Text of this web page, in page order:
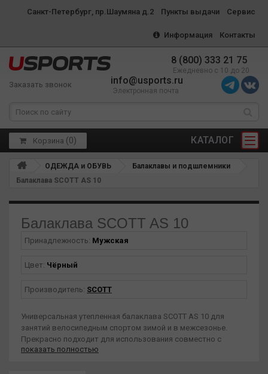
Санкт-Петербург, пр.Шаумяна д.2 Пункты выдачи Сервис
Информация Контакты
8 (800) 333 21 75
Ежедневно с 10 до 20
Заказать звонок info@usports.ru
Электронная почта
КАТАЛОГ
Корзина (0)
ОДЕЖДА и ОБУВЬ
Балаклавы и подшлемники
Балаклава SCOTT AS 10
Балаклава SCOTT AS 10
Принадлежность: Мужская
Цвет: Чёрный
Производитель: SCOTT
Универсальная утепленная балаклава SCOTT AS 10 для
занятий велосипедным спортом зимой и в межсезонье.
Прекрасно подходит для использования совместно с
велосипедными шлемами. Надежно сохраняет тепло, не
показать полностью